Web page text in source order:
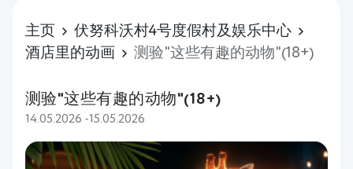
主页
伏努科沃村4号度假村及娱乐中心
酒店里的动画
测验"这些有趣的动物"(18+)
测验"这些有趣的动物"(18+)
14.05.2026 -15.05.2026